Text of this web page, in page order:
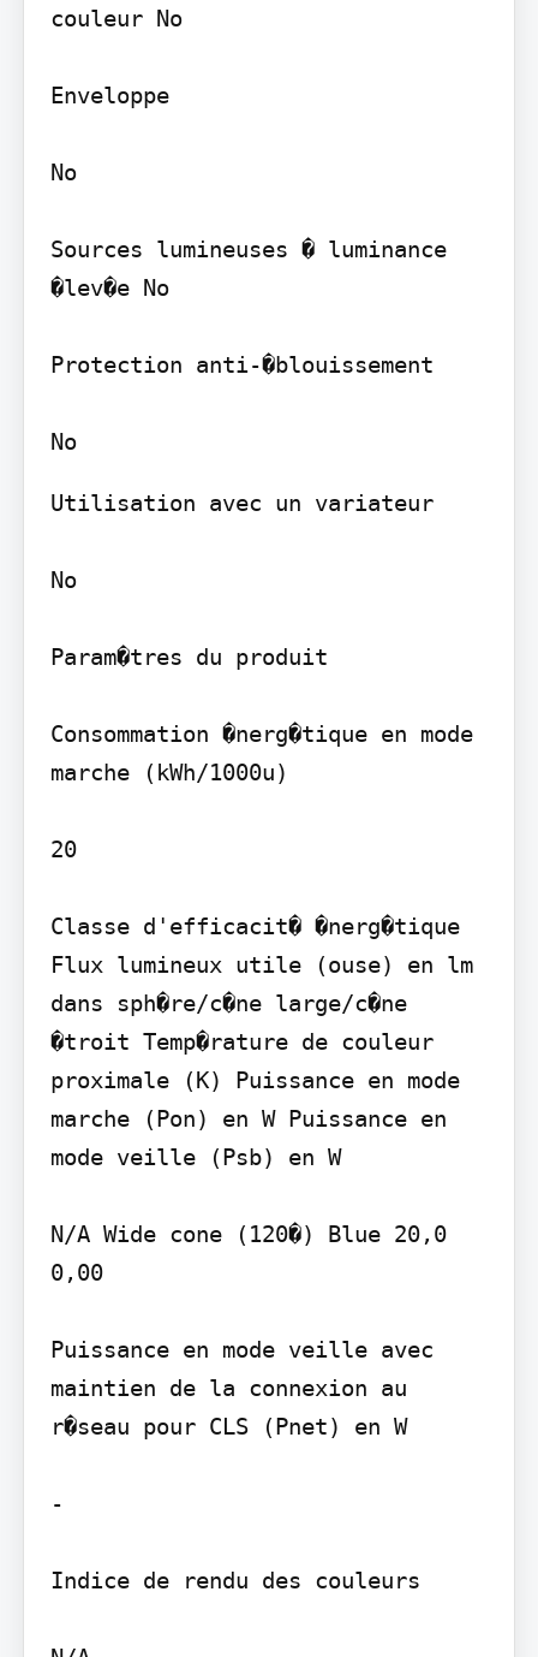
couleur No
Enveloppe
No
Sources lumineuses � luminance
�lev�e No
Protection anti-�blouissement
No
Utilisation avec un variateur
No
Param�tres du produit
Consommation �nerg�tique en mode
marche (kWh/1000u)
20
Classe d'efficacit� �nerg�tique
Flux lumineux utile (ouse) en lm
dans sph�re/c�ne large/c�ne
�troit Temp�rature de couleur
proximale (K) Puissance en mode
marche (Pon) en W Puissance en
mode veille (Psb) en W
N/A Wide cone (120�) Blue 20,0
0,00
Puissance en mode veille avec
maintien de la connexion au
r�seau pour CLS (Pnet) en W
-
Indice de rendu des couleurs